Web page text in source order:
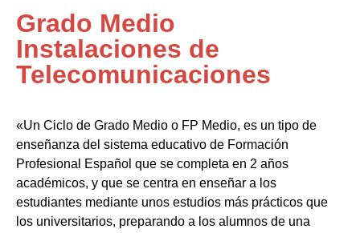
Grado Medio
Instalaciones de
Telecomunicaciones
«Un Ciclo de Grado Medio o FP Medio, es un tipo de
enseñanza del sistema educativo de Formación
Profesional Español que se completa en 2 años
académicos, y que se centra en enseñar a los
estudiantes mediante unos estudios más prácticos que
los universitarios, preparando a los alumnos de una